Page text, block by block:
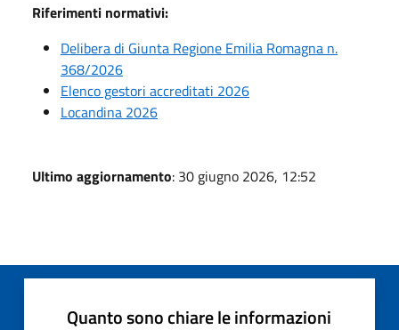
Riferimenti normativi:
Delibera di Giunta Regione Emilia Romagna n.
368/2026
Elenco gestori accreditati 2026
Locandina 2026
Ultimo aggiornamento: 30 giugno 2026, 12:52
Quanto sono chiare le informazioni